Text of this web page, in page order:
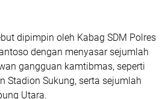
dipimpin oleh Kabag SDM Polres
dengan menyasar sejumlah
gangguan kamtibmas, seperti
Stadion Sukung, serta sejumlah
Utara.